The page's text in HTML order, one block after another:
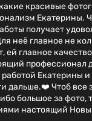
красивые
Екатерины.
получает
неё главное не
ей главное
профессионал
Екатерины
дальше.❤️ Чтоб все
большое за фото,
настоящий